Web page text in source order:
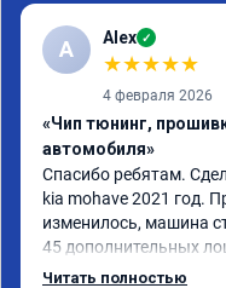
A Alex ✓
★★★★★
4 февраля 2026
«Чип тюнинг,
автомобиля»
Спасибо ребятам.
kia mohave 2021 год.
изменилось, машина
45 дополнительных
чувствуется и
Читать полностью